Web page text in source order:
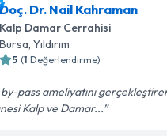
Dr. Cüneyt Köksoyiçin randevu
Size bu uzmandan randevu
hazırlandığında e-posta ile
Doç. Dr. Nail Kahraman
Kalp Damar Cerrahisi
Bursa, Yıldırım
5 (1 Değerlendirme)
by-pass ameliyatını
Kalp ve Damar...